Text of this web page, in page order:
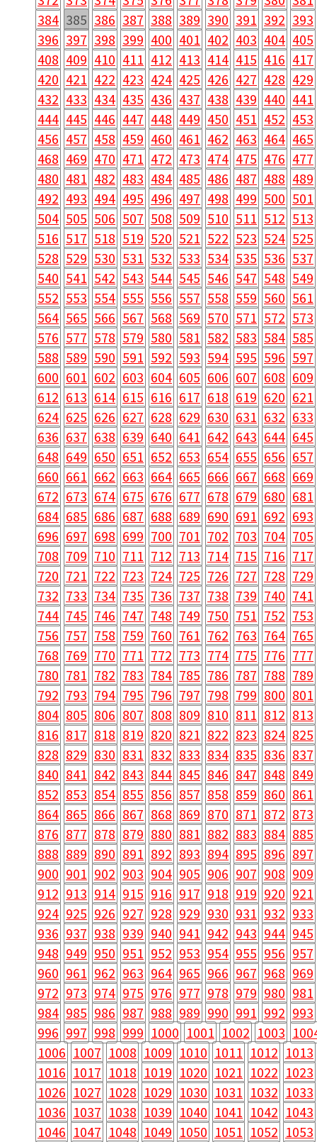
384 385 386 387 388 389 390 391 392 393
396 397 398 399 400 401 402 403 404 405
408 409 410 411 412 413 414 415 416 417
420 421 422 423 424 425 426 427 428 429
432 433 434 435 436 437 438 439 440 441
444 445 446 447 448 449 450 451 452 453
456 457 458 459 460 461 462 463 464 465
468 469 470 471 472 473 474 475 476 477
480 481 482 483 484 485 486 487 488 489
492 493 494 495 496 497 498 499 500 501
504 505 506 507 508 509 510 511 512 513
516 517 518 519 520 521 522 523 524 525
528 529 530 531 532 533 534 535 536 537
540 541 542 543 544 545 546 547 548 549
552 553 554 555 556 557 558 559 560 561
564 565 566 567 568 569 570 571 572 573
576 577 578 579 580 581 582 583 584 585
588 589 590 591 592 593 594 595 596 597
600 601 602 603 604 605 606 607 608 609
612 613 614 615 616 617 618 619 620 621
624 625 626 627 628 629 630 631 632 633
636 637 638 639 640 641 642 643 644 645
648 649 650 651 652 653 654 655 656 657
660 661 662 663 664 665 666 667 668 669
672 673 674 675 676 677 678 679 680 681
684 685 686 687 688 689 690 691 692 693
696 697 698 699 700 701 702 703 704 705
708 709 710 711 712 713 714 715 716 717
720 721 722 723 724 725 726 727 728 729
732 733 734 735 736 737 738 739 740 741
744 745 746 747 748 749 750 751 752 753
756 757 758 759 760 761 762 763 764 765
768 769 770 771 772 773 774 775 776 777
780 781 782 783 784 785 786 787 788 789
792 793 794 795 796 797 798 799 800 801
804 805 806 807 808 809 810 811 812 813
816 817 818 819 820 821 822 823 824 825
828 829 830 831 832 833 834 835 836 837
840 841 842 843 844 845 846 847 848 849
852 853 854 855 856 857 858 859 860 861
864 865 866 867 868 869 870 871 872 873
876 877 878 879 880 881 882 883 884 885
888 889 890 891 892 893 894 895 896 897
900 901 902 903 904 905 906 907 908 909
912 913 914 915 916 917 918 919 920 921
924 925 926 927 928 929 930 931 932 933
936 937 938 939 940 941 942 943 944 945
948 949 950 951 952 953 954 955 956 957
960 961 962 963 964 965 966 967 968 969
972 973 974 975 976 977 978 979 980 981
984 985 986 987 988 989 990 991 992 993
996 997 998 999 1000 1001 1002 1003
1006 1007 1008 1009 1010 1011 1012 1013
1016 1017 1018 1019 1020 1021 1022 1023
1026 1027 1028 1029 1030 1031 1032 1033
1036 1037 1038 1039 1040 1041 1042 1043
1046 1047 1048 1049 1050 1051 1052 1053